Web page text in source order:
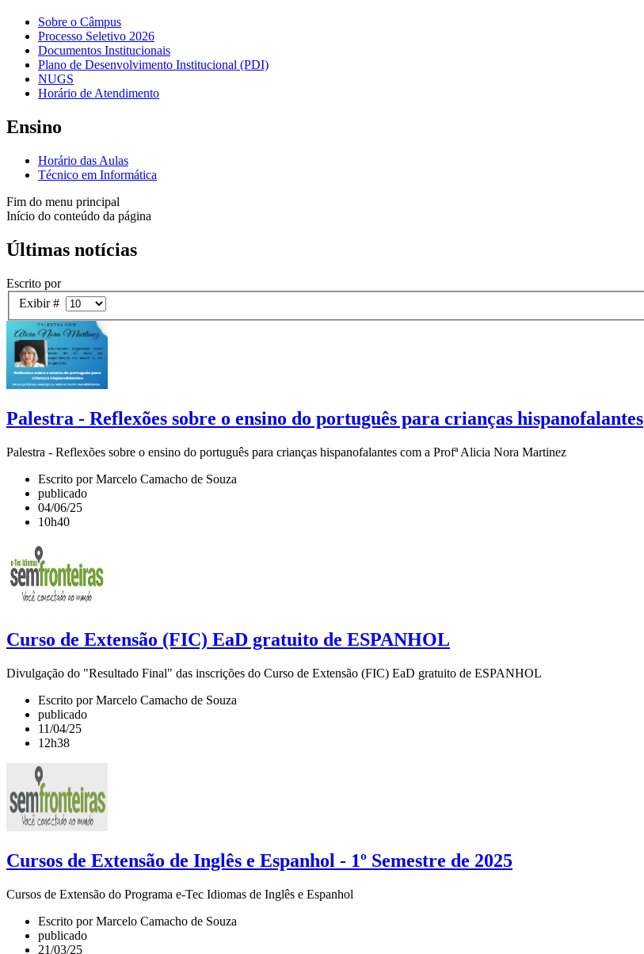
Sobre o Câmpus
Processo Seletivo 2026
Documentos Institucionais
Plano de Desenvolvimento Institucional (PDI)
NUGS
Horário de Atendimento
Ensino
Horário das Aulas
Técnico em Informática
Fim do menu principal
Início do conteúdo da página
Últimas notícias
Escrito por
Exibir #
Palestra - Reflexões sobre o ensino do português para crianças hispanofalantes
Palestra - Reflexões sobre o ensino do português para crianças hispanofalantes com a Profª Alicia Nora Martinez
Escrito por Marcelo Camacho de Souza
publicado
04/06/25
10h40
Curso de Extensão (FIC) EaD gratuito de ESPANHOL
Divulgação do "Resultado Final" das inscrições do Curso de Extensão (FIC) EaD gratuito de ESPANHOL
Escrito por Marcelo Camacho de Souza
publicado
11/04/25
12h38
Cursos de Extensão de Inglês e Espanhol - 1º Semestre de 2025
Cursos de Extensão do Programa e-Tec Idiomas de Inglês e Espanhol
Escrito por Marcelo Camacho de Souza
publicado
21/03/25